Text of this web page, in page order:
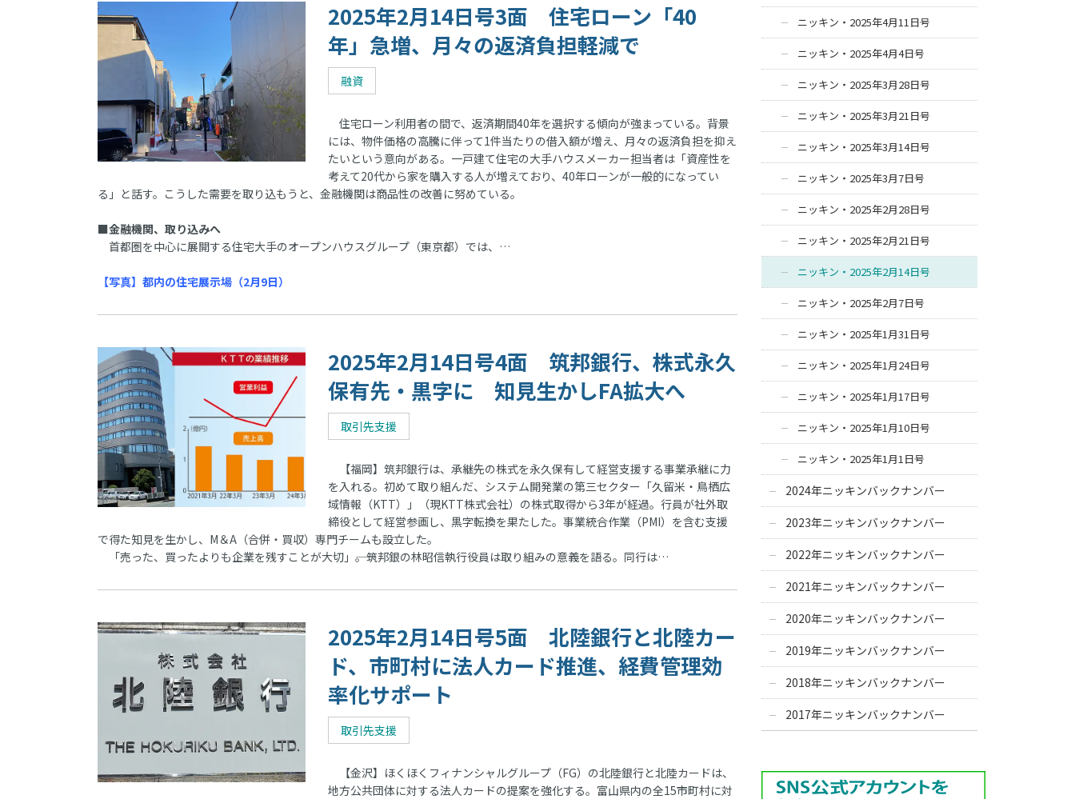
2025年2月14日号3面 住宅ローン「40
年」急増、月々の返済負担軽減で
融資
住宅ローン利用者の間で、返済期間40年を選択する傾向が強まっている。背景
には、物件価格の高騰に伴って1件当たりの借入額が増え、月々の返済負担を抑え
たいという意向がある。一戸建て住宅の大手ハウスメーカー担当者は「資産性を
考えて20代から家を購入する人が増えており、40年ローンが一般的になってい
る」と話す。こうした需要を取り込もうと、金融機関は商品性の改善に努めている。
■金融機関、取り込みへ
首都圏を中心に展開する住宅大手のオープンハウスグループ（東京都）では、…
【写真】都内の住宅展示場（2月9日）
2025年2月14日号4面 筑邦銀行、株式永久
保有先・黒字に 知見生かしFA拡大へ
取引先支援
【福岡】筑邦銀行は、承継先の株式を永久保有して経営支援する事業承継に力
を入れる。初めて取り組んだ、システム開発業の第三セクター「久留米・鳥栖広
域情報（KTT）」（現KTT株式会社）の株式取得から3年が経過。行員が社外取
締役として経営参画し、黒字転換を果たした。事業統合作業（PMI）を含む支援
で得た知見を生かし、M＆A（合併・買収）専門チームも設立した。
「売った、買ったよりも企業を残すことが大切」――。筑邦銀の林昭信執行役員は取り組みの意義を語る。同行は…
2025年2月14日号5面 北陸銀行と北陸カー
ド、市町村に法人カード推進、経費管理効
率化サポート
取引先支援
【金沢】ほくほくフィナンシャルグループ（FG）の北陸銀行と北陸カードは、
地方公共団体に対する法人カードの提案を強化する。富山県内の全15市町村に対
ニッキン・2025年4月11日号
ニッキン・2025年4月4日号
ニッキン・2025年3月28日号
ニッキン・2025年3月21日号
ニッキン・2025年3月14日号
ニッキン・2025年3月7日号
ニッキン・2025年2月28日号
ニッキン・2025年2月21日号
ニッキン・2025年2月14日号
ニッキン・2025年2月7日号
ニッキン・2025年1月31日号
ニッキン・2025年1月24日号
ニッキン・2025年1月17日号
ニッキン・2025年1月10日号
ニッキン・2025年1月1日号
2024年ニッキンバックナンバー
2023年ニッキンバックナンバー
2022年ニッキンバックナンバー
2021年ニッキンバックナンバー
2020年ニッキンバックナンバー
2019年ニッキンバックナンバー
2018年ニッキンバックナンバー
2017年ニッキンバックナンバー